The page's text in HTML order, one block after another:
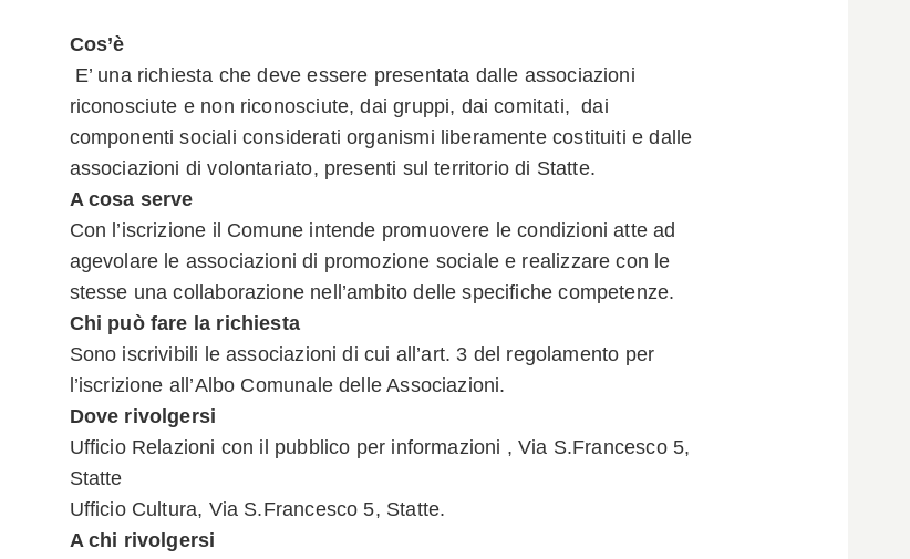
Cos’è
E’ una richiesta che deve essere presentata dalle associazioni
riconosciute e non riconosciute, dai gruppi, dai comitati, dai
componenti sociali considerati organismi liberamente costituiti e dalle
associazioni di volontariato, presenti sul territorio di Statte.
A cosa serve
Con l’iscrizione il Comune intende promuovere le condizioni atte ad
agevolare le associazioni di promozione sociale e realizzare con le
stesse una collaborazione nell’ambito delle specifiche competenze.
Chi può fare la richiesta
Sono iscrivibili le associazioni di cui all’art. 3 del regolamento per
l’iscrizione all’Albo Comunale delle Associazioni.
Dove rivolgersi
Ufficio Relazioni con il pubblico per informazioni , Via S.Francesco 5,
Statte
Ufficio Cultura, Via S.Francesco 5, Statte.
A chi rivolgersi